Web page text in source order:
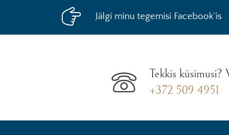
Jälgi minu tegemisi Facebook`is
Tekkis küsimusi?
+372 509 4951